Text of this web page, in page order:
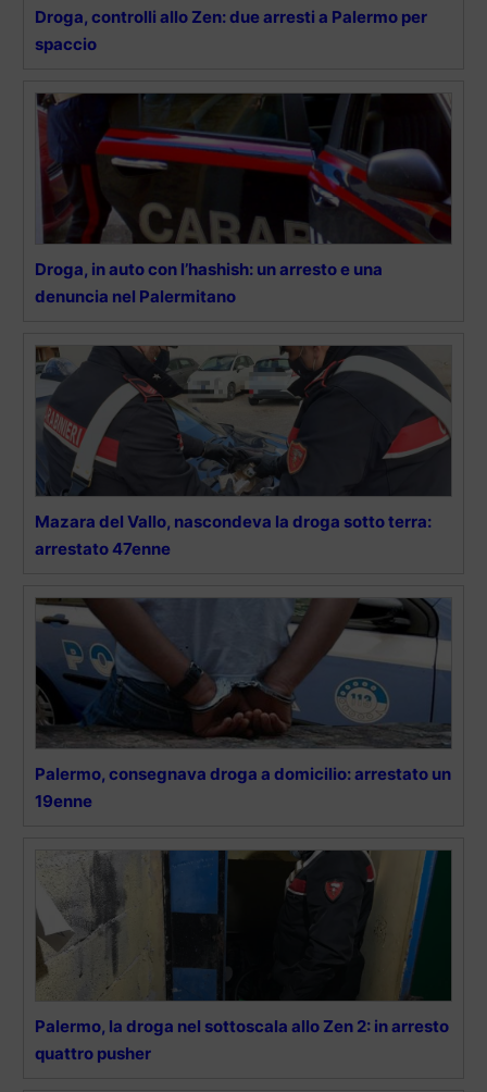
Droga, controlli allo Zen: due arresti a Palermo per
spaccio
Droga, in auto con l’hashish: un arresto e una
denuncia nel Palermitano
Mazara del Vallo, nascondeva la droga sotto terra:
arrestato 47enne
Palermo, consegnava droga a domicilio: arrestato un
19enne
Palermo, la droga nel sottoscala allo Zen 2: in arresto
quattro pusher